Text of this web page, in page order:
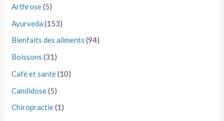
Arthrose(5)
Ayurveda (153)
Bienfaits des aliments (94)
Boissons (31)
Café et santé(10)
Candidose(5)
Chiropractie(1)